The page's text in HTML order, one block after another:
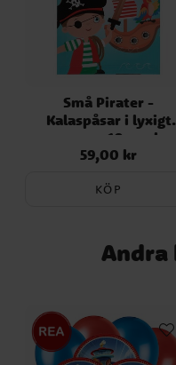
Små Pirater -
Kalaspåsar i lyxigt
papper 10-pack
Pris:59,00 kr
59,00 kr
KÖP
Andra